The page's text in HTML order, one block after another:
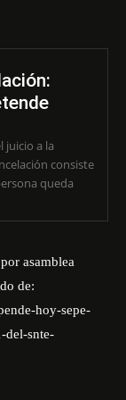
juicio a la
consiste
queda
asamblea
de:
hoy-sepe-
del-snte-